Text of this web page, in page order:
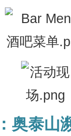
奥泰山